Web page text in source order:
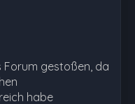
Forum gestoßen, da
habe